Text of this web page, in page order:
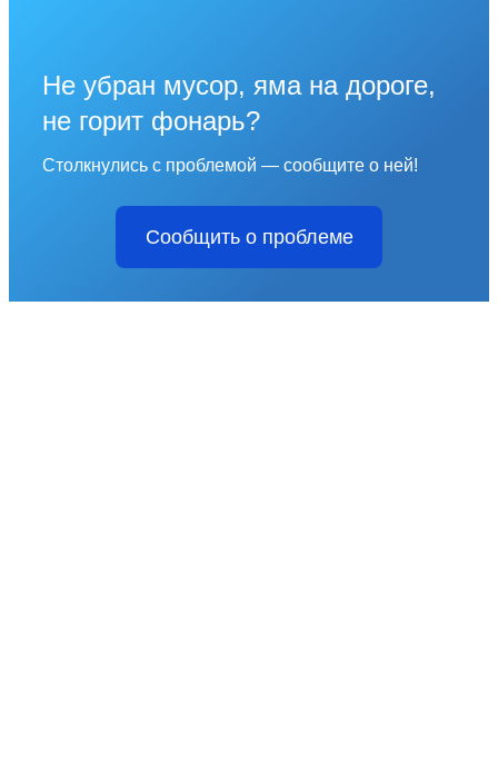
Не убран мусор, яма на дороге,
не горит фонарь?
Столкнулись с проблемой — сообщите о ней!
Сообщить о проблеме